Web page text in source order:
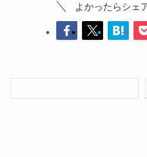
よかったらシェ